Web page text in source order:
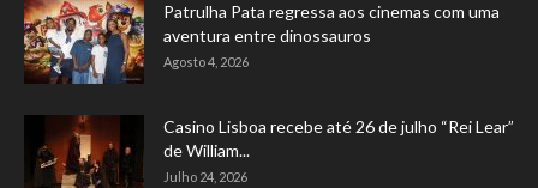
Patrulha Pata regressa aos cinemas com uma
aventura entre dinossauros
Agosto 4, 2026
Casino Lisboa recebe até 26 de julho “Rei Lear”
de William...
Julho 24, 2026